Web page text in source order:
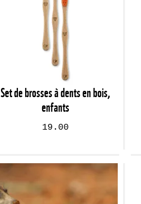
Set de brosses à dents en bois,
enfants
19.00